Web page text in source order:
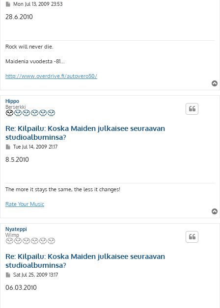
P
s
t
Mon Jul 13, 2009 23:53
28.6.2010
Rock will never die.
Maidenia vuodesta -81...
http://www.overdrive.fi/autovero50/
Hippo
Berserkki
Re: Kilpailu: Koska Maiden julkaisee seuraavan
studioalbuminsa?
P
s
t
Tue Jul 14, 2009 21:17
8.5.2010
The more it stays the same, the less it changes!
Rate Your Music
Nyateppi
Wimp
Re: Kilpailu: Koska Maiden julkaisee seuraavan
studioalbuminsa?
P
s
t
Sat Jul 25, 2009 13:17
06.03.2010